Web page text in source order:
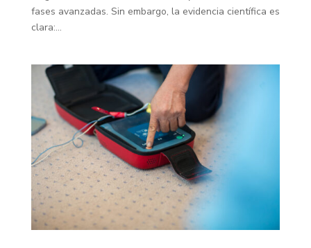
fases avanzadas. Sin embargo, la evidencia científica es
clara:...